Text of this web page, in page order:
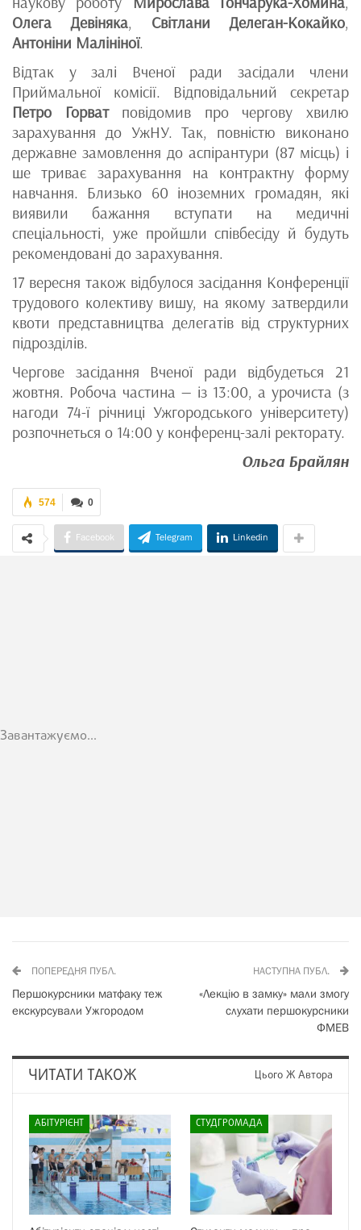
Олега Девіняка, Світлани Делеган-Кокайко,
Антоніни Малініної.
Відтак у залі Вченої ради засідали члени
Приймальної комісії. Відповідальний секретар
Петро Горватповідомив про чергову хвилю
зарахування до УжНУ. Так, повністю виконано
державне замовлення до аспірантури (87 місць) і
ше триває зарахування на контрактну форму
навчання. Близько 60 іноземних громадян, які
виявили бажання вступати на медичні
спеціальності, уже пройшли співбесіду й будуть
рекомендовані до зарахування.
17 вересня також відбулося засідання Конференції
трудового колективу вишу, на якому затвердили
квоти представництва делегатів від структурних
підрозділів.
Чергове засідання Вченої ради відбудеться 21
жовтня. Робоча частина — із 13:00, а урочиста (з
нагоди 74-ї річниці Ужгородського університету)
розпочнеться о 14:00 у конференц-залі ректорату.
Ольга Брайлян
0
574
Facebook Telegram Linkedin
Завантажуємо...
ПОПЕРЕДНЯ ПУБЛ.
Першокурсники матфаку теж
екскурсували Ужгородом
НАСТУПНА ПУБЛ.
«Лекцію в замку» мали змогу
слухати першокурсники
ФМЕВ
ЧИТАТИ ТАКОЖ Цього Ж Автора
АБІТУРІЄНТ СТУДГРОМАДА